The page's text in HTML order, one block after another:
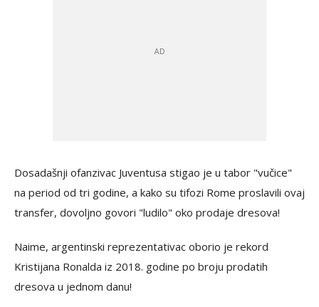
Dosadašnji ofanzivac Juventusa stigao je u tabor "vučice"
na period od tri godine, a kako su tifozi Rome proslavili ovaj
transfer, dovoljno govori "ludilo" oko prodaje dresova!
Naime, argentinski reprezentativac oborio je rekord
Kristijana Ronalda iz 2018. godine po broju prodatih
dresova u jednom danu!